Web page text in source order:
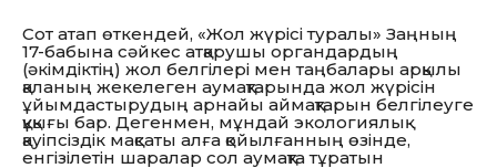
Сот атап өткендей, «Жол жүрісі туралы» Заңның
17-бабына сәйкес атқарушы органдардың
(әкімдіктің) жол белгілері мен таңбалары арқылы
қаланың жекелеген аумақтарында жол жүрісін
ұйымдастырудың арнайы аймақтарын белгілеуге
құқығы бар. Дегенмен, мұндай экологиялық
қауіпсіздік мақсаты алға қойылғанның өзінде,
енгізілетін шаралар сол аумақта тұратын